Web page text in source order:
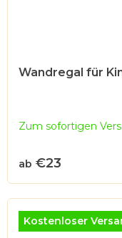
Wandregal für
Zum sofortigen
ab €23
Kostenloser